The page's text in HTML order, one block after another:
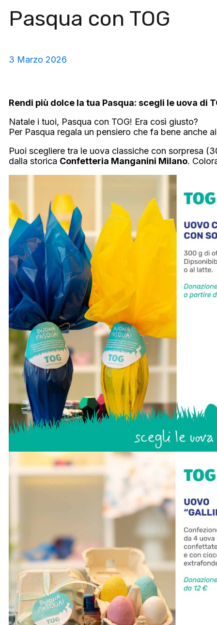
Pasqua con TOG
3 Marzo 2026
Rendi più dolce la tua Pasqua: scegli le uova di
Natale i tuoi, Pasqua con TOG! Era così giusto?
Per Pasqua regala un pensiero che fa bene anche
Puoi scegliere tra le uova classiche con sorpresa
dalla storica Confetteria Manganini Milano.